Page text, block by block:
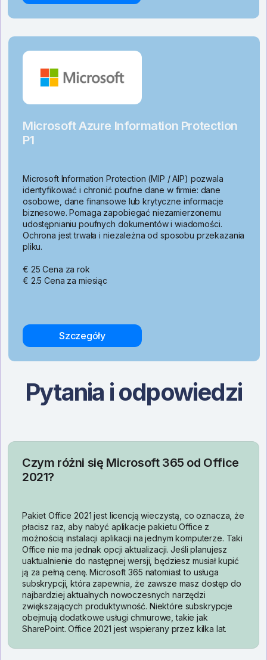
Microsoft Azure Information Protection
P1
Microsoft Information Protection (MIP / AIP) pozwala
identyfikować i chronić poufne dane w firmie: dane
osobowe, dane finansowe lub krytyczne informacje
biznesowe. Pomaga zapobiegać niezamierzonemu
udostępnianiu poufnych dokumentów i wiadomości.
Ochrona jest trwała i niezależna od sposobu przekazania
pliku.
€ 25 Cena za rok
€ 2.5 Cena za miesiąc
Szczegóły
Pytania i odpowiedzi
Czym różni się Microsoft 365 od Office
2021?
Pakiet Office 2021 jest licencją wieczystą, co oznacza, że
płacisz raz, aby nabyć aplikacje pakietu Office z
możnością instalacji aplikacji na jednym komputerze. Taki
Office nie ma jednak opcji aktualizacji. Jeśli planujesz
uaktualnienie do następnej wersji, będziesz musiał kupić
ją za pełną cenę. Microsoft 365 natomiast to usługa
subskrypcji, która zapewnia, że zawsze masz dostęp do
najbardziej aktualnych nowoczesnych narzędzi
zwiększających produktywność. Niektóre subskrypcje
obejmują dodatkowe usługi chmurowe, takie jak
SharePoint. Office 2021 jest wspierany przez kilka lat.